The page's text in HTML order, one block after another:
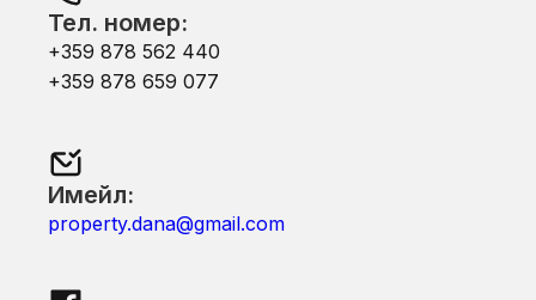
Тел. номер:
+359 878 562 440
+359 878 659 077
Имейл:
property.dana@gmail.com